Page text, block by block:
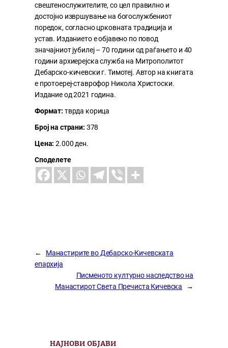
свештенослужителите, со цел правилно и
достојно извршување на богослужбениот
поредок, согласно црковната традиција и
устав. Изданието е објавено по повод
значајниот јубилеј – 70 години од раѓањето и 40
години архиерејска служба на Митрополитот
Дебарско-кичевски г. Тимотеј. Автор на книгата
е протоереј-ставрофор Никола Христоски.
Издание од 2021 година.
Формат: тврда корица
Број на страни: 378
Цена: 2.000 ден.
Споделете
←
Манастирите во Дебарско-Кичевската
епархија
Писменото културно наследство на
Манастирот Света Пречиста Кичевска
→
НАЈНОВИ ОБЈАВИ